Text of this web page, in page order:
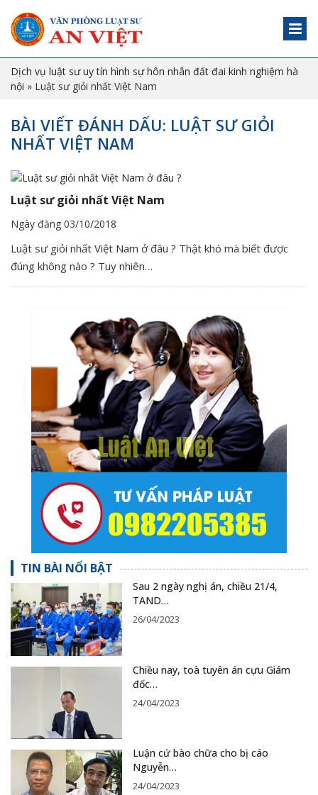
Dịch vụ luật sư uy tín hình sự hôn nhân đất đai kinh nghiệm hà
nội » Luật sư giỏi nhất Việt Nam
BÀI VIẾT ĐÁNH DẤU: LUẬT SƯ GIỎI
NHẤT VIỆT NAM
Luật sư giỏi nhất Việt Nam
Ngày đăng 03/10/2018
Luật sư giỏi nhất Việt Nam ở đâu ? Thật khó mà biết được
đúng không nào ? Tuy nhiên…
TIN BÀI NỔI BẬT
Sau 2 ngày nghị án, chiều 21/4,
TAND…
26/04/2023
Chiều nay, toà tuyên án cựu Giám
đốc…
24/04/2023
Luận cứ bào chữa cho bị cáo
Nguyễn…
24/04/2023